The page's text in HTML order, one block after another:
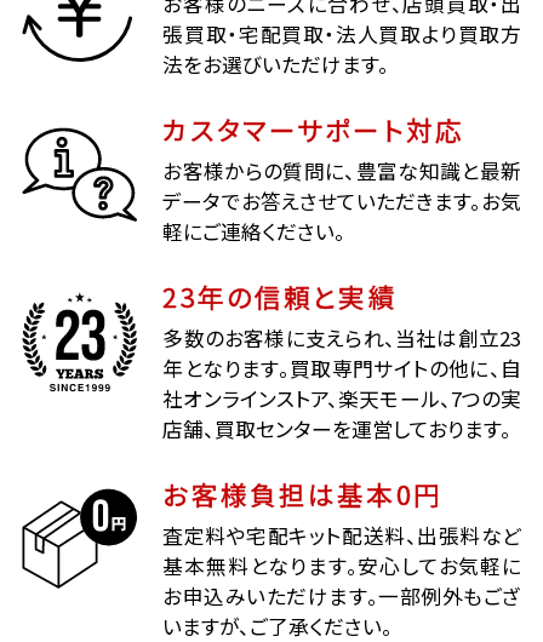
張買取・宅配買取・法人買取より買取方
法をお選びいただけます。
カスタマーサポート対応
お客様からの質問に、豊富な知識と最新
データでお答えさせていただきます。お気
軽にご連絡ください。
23年の信頼と実績
多数のお客様に支えられ、当社は創立23
年となります。買取専門サイトの他に、自
社オンラインストア、楽天モール、7つの実
店舗、買取センターを運営しております。
お客様負担は基本0円
査定料や宅配キット配送料、出張料など
基本無料となります。安心してお気軽に
お申込みいただけます。一部例外もござ
いますが、ご了承ください。